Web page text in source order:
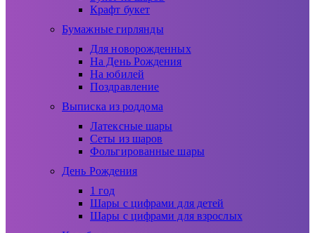
Крафт букет
Бумажные гирлянды
Для новорожденных
На День Рождения
На юбилей
Поздравление
Выписка из роддома
Латексные шары
Сеты из шаров
Фольгированные шары
День Рождения
1 год
Шары с цифрами для детей
Шары с цифрами для взрослых